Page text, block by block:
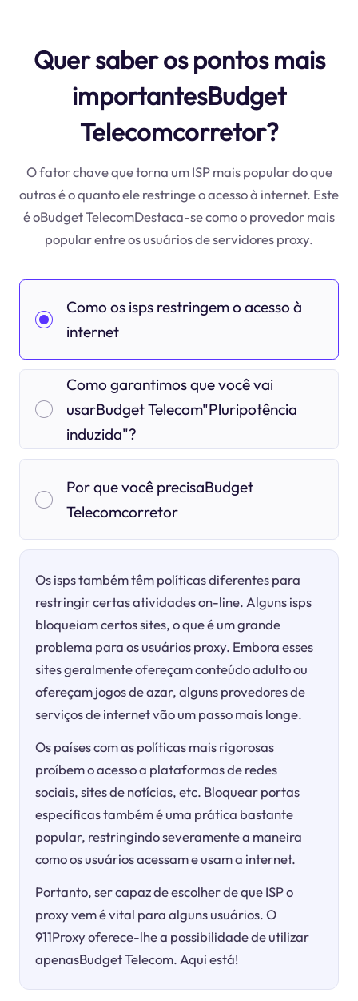
Quer saber os pontos mais
importantesBudget
Telecomcorretor?
O fator chave que torna um ISP mais popular do que
outros é o quanto ele restringe o acesso à internet. Este
é oBudget TelecomDestaca-se como o provedor mais
popular entre os usuários de servidores proxy.
Como os isps restringem o acesso à
internet
Como garantimos que você vai
usarBudget Telecom"Pluripotência
induzida"?
Por que você precisaBudget
Telecomcorretor
Os isps também têm políticas diferentes para
restringir certas atividades on-line. Alguns isps
bloqueiam certos sites, o que é um grande
problema para os usuários proxy. Embora esses
sites geralmente ofereçam conteúdo adulto ou
ofereçam jogos de azar, alguns provedores de
serviços de internet vão um passo mais longe.
Os países com as políticas mais rigorosas
proíbem o acesso a plataformas de redes
sociais, sites de notícias, etc. Bloquear portas
específicas também é uma prática bastante
popular, restringindo severamente a maneira
como os usuários acessam e usam a internet.
Portanto, ser capaz de escolher de que ISP o
proxy vem é vital para alguns usuários. O
911Proxy oferece-lhe a possibilidade de utilizar
apenasBudget Telecom. Aqui está!